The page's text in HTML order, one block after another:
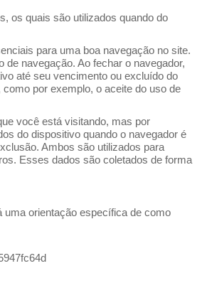
os quais são utilizados quando do
para uma boa navegação no site.
navegação. Ao fechar o navegador,
até seu vencimento ou excluído do
por exemplo, o aceite do uso de
você está visitando, mas por
do dispositivo quando o navegador é
Ambos são utilizados para
Esses dados são coletados de forma
uma orientação específica de como